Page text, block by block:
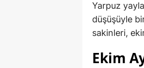
Yarpuz
düşüşüyle
sakinleri,
Ekim